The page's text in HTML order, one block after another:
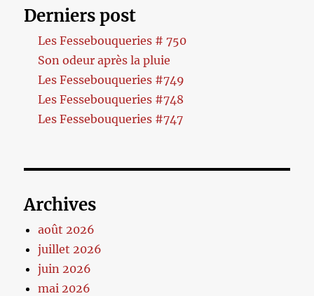
Derniers post
Les Fessebouqueries # 750
Son odeur après la pluie
Les Fessebouqueries #749
Les Fessebouqueries #748
Les Fessebouqueries #747
Archives
août 2026
juillet 2026
juin 2026
mai 2026